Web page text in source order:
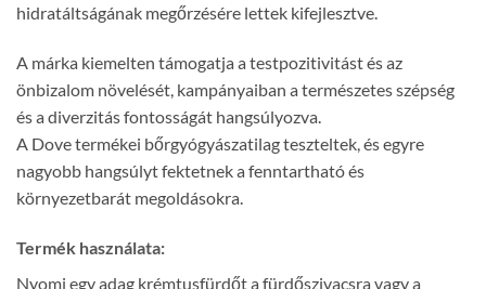
hidratáltságának megőrzésére lettek kifejlesztve.
A márka kiemelten támogatja a testpozitivitást és az
önbizalom növelését, kampányaiban a természetes szépség
és a diverzitás fontosságát hangsúlyozva.
A Dove termékei bőrgyógyászatilag teszteltek, és egyre
nagyobb hangsúlyt fektetnek a fenntartható és
környezetbarát megoldásokra.
Termék használata:
Nyomj egy adag krémtusfürdőt a fürdőszivacsra vagy a